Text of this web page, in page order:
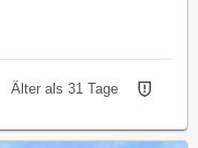
Älter als 31 Tage